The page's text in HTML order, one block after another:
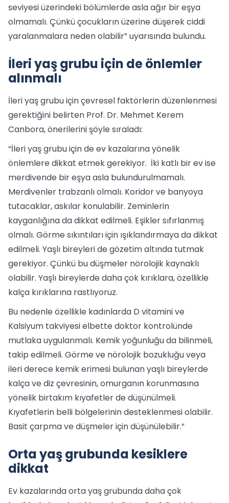
seviyesi üzerindeki bölümlerde asla ağır bir eşya
olmamalı. Çünkü çocukların üzerine düşerek ciddi
yaralanmalara neden olabilir” uyarısında bulundu.
İleri yaş grubu için de önlemler
alınmalı
İleri yaş grubu için çevresel faktörlerin düzenlenmesi
gerektiğini belirten Prof. Dr. Mehmet Kerem
Canbora, önerilerini şöyle sıraladı:
“İleri yaş grubu için de ev kazalarına yönelik
önlemlere dikkat etmek gerekiyor. İki katlı bir ev ise
merdivende bir eşya asla bulundurulmamalı.
Merdivenler trabzanlı olmalı. Koridor ve banyoya
tutacaklar, askılar konulabilir. Zeminlerin
kayganlığına da dikkat edilmeli. Eşikler sıfırlanmış
olmalı. Görme sıkıntıları için ışıklandırmaya da dikkat
edilmeli. Yaşlı bireyleri de gözetim altında tutmak
gerekiyor. Çünkü bu düşmeler nörolojik kaynaklı
olabilir. Yaşlı bireylerde daha çok kırıklara, özellikle
kalça kırıklarına rastlıyoruz.
Bu nedenle özellikle kadınlarda D vitamini ve
Kalsiyum takviyesi elbette doktor kontrolünde
mutlaka uygulanmalı. Kemik yoğunluğu da bilinmeli,
takip edilmeli. Görme ve nörolojik bozukluğu veya
ileri derece kemik erimesi bulunan yaşlı bireylerde
kalça ve diz çevresinin, omurganın korunmasına
yönelik birtakım kıyafetler de düşünülmeli.
Kıyafetlerin belli bölgelerinin desteklenmesi olabilir.
Basit çarpma ve düşmeler için düşünülebilir.”
Orta yaş grubunda kesiklere
dikkat
Ev kazalarında orta yaş grubunda daha çok